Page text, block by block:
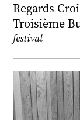
Regards
Troisième
festival